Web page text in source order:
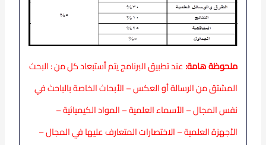
ملحوظة هامة:عند تطبيق البرنامج يتم أستبعاد كل من : البحث
المشتق من الرسالة أو العكس – الأبحاث الخاصة بالباحث في
نفس المجال – الأسماء العلمية – المواد الكيميائية –
الأجهزة العلمية – الاختصارات المتعارف عليها في المجال –